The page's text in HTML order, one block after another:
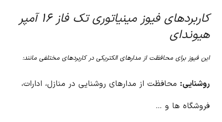
کاربردهای فیوز مینیاتوری تک فاز ۱۶ آمپر
هیوندای
این فیوز برای محافظت از مدارهای الکتریکی در کاربردهای مختلفی مانند:
روشنایی: محافظت از مدارهای روشنایی در منازل، ادارات،
فروشگاه ها و …